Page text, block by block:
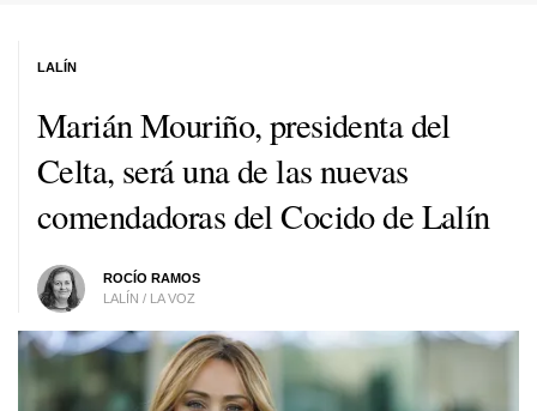
Marián Mouriño, presidenta del
Celta, será una de las nuevas
comendadoras del Cocido de Lalín
ROCÍO RAMOS
LALÍN / LA VOZ
LALÍN